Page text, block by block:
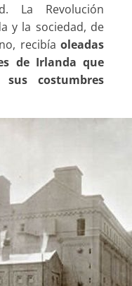
La Revolución
y la sociedad, de
recibía oleadas
de Irlanda que
costumbres